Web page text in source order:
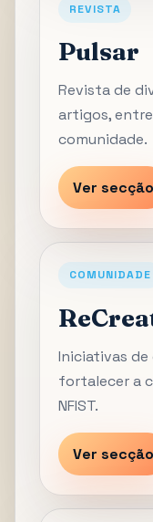
REVISTA
Pulsar
Revista de
artigos,
comunidade.
Ver secção
COMUNIDADE
Iniciativas
fortalecer a
NFIST.
Ver secção